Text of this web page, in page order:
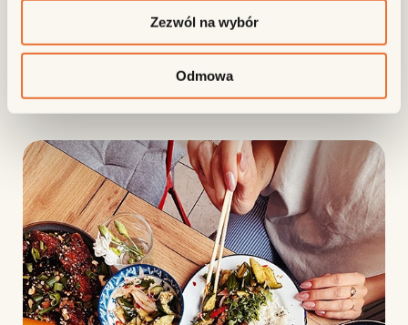
Zezwól na wybór
Odmowa
DRAGONFLY BISTRO